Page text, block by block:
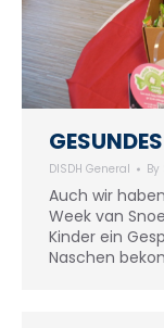
DISDH General By
Auch wir
Week van
Kinder ein
Naschen